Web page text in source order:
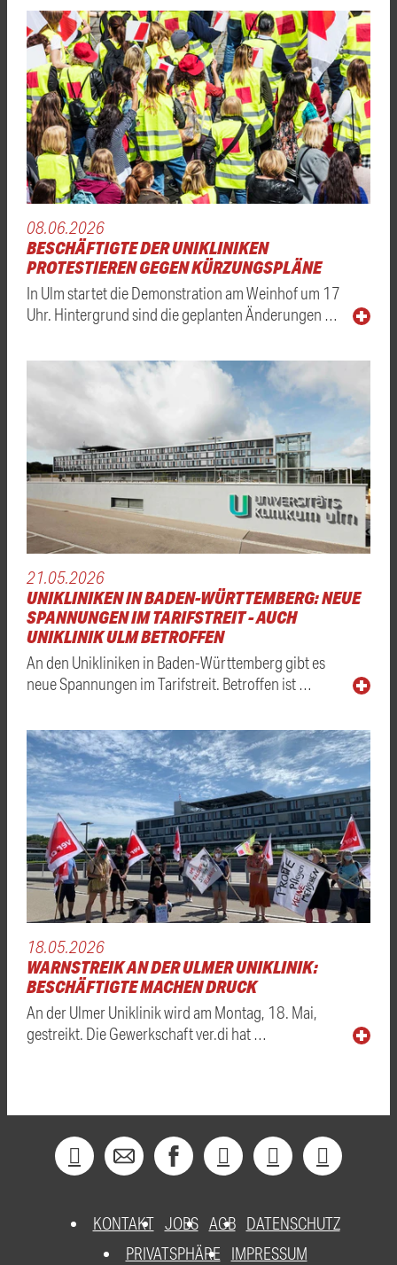
08.06.2026
BESCHÄFTIGTE DER UNIKLINIKEN
PROTESTIEREN GEGEN KÜRZUNGSPLÄNE
In Ulm startet die Demonstration am Weinhof um 17
Uhr. Hintergrund sind die geplanten Änderungen …
21.05.2026
UNIKLINIKEN IN BADEN-WÜRTTEMBERG: NEUE
SPANNUNGEN IM TARIFSTREIT - AUCH
UNIKLINIK ULM BETROFFEN
An den Unikliniken in Baden-Württemberg gibt es
neue Spannungen im Tarifstreit. Betroffen ist …
18.05.2026
WARNSTREIK AN DER ULMER UNIKLINIK:
BESCHÄFTIGTE MACHEN DRUCK
An der Ulmer Uniklinik wird am Montag, 18. Mai,
gestreikt. Die Gewerkschaft ver.di hat …
KONTAKT JOBS AGB DATENSCHUTZ
PRIVATSPHÄRE
IMPRESSUM